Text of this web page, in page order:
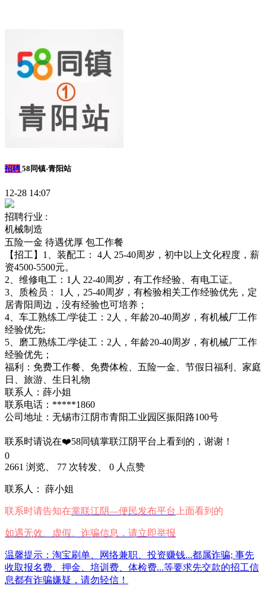
招聘 58同镇-青阳站
12-28 14:07
招聘行业 :
机械制造
五险一金 待遇优厚 包工作餐
【招工】1、装配工： 4人 25-40周岁，初中以上文化程度，薪
资4500-5500元。
2、维修电工：1人 22-40周岁，有工作经验、有电工证。
3、质检员： 1人，25-40周岁，有检验相关工作经验优先，定
居青阳周边，没有经验也可培养；
4、车工熟练工/学徒工：2人，年龄20-40周岁，有机械厂工作
经验优先;
5、磨工熟练工/学徒工：2人，年龄20-40周岁，有机械厂工作
经验优先；
福利：免费工作餐、免费体检、五险一金、节假日福利、家庭
日、旅游、生日礼物
联系人：薛小姐
联系电话：*****1860
公司地址：无锡市江阴市青阳工业园区振阳路100号
联系时请说在❤️58同镇掌联江阴平台上看到的，谢谢！
0
2661 浏览、 77 次转发、 0 人点赞
联系人： 薛小姐
联系时请告知在掌联江阴—便民发布平台 上面看到的
如遇无效、虚假、诈骗信息，请立即举报
温馨提示：淘宝刷单、网络兼职、投资赚钱...都属诈骗; 事先
收取报名费、押金、培训费、体检费...等要求先交款的招工信
息都有诈骗嫌疑，请勿轻信！